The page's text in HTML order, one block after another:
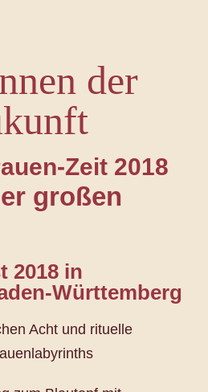
der
Zeit 2018
großen
2018 in
Württemberg
Acht und rituelle